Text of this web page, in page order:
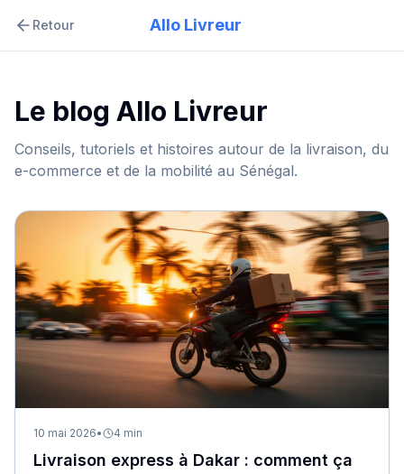
Retour Allo Livreur
Le blog Allo Livreur
Conseils, tutoriels et histoires autour de la livraison, du
e-commerce et de la mobilité au Sénégal.
10 mai 2026• 4 min
Livraison express à Dakar : comment ça